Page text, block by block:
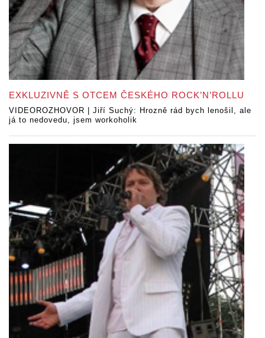
EXKLUZIVNĚ S OTCEM ČESKÉHO ROCK’N’ROLLU
VIDEOROZHOVOR | Jiří Suchý: Hrozně rád bych lenošil, ale
já to nedovedu, jsem workoholik